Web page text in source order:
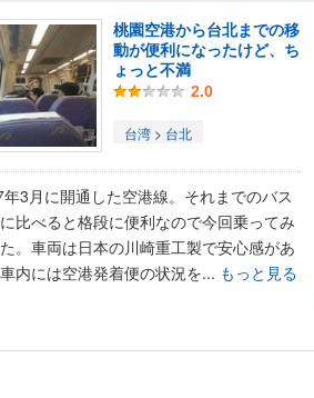
桃園空港から台北までの移
動が便利になったけど、ち
ょっと不満
2.0
台湾 > 台北
3月に開通した空港線。それまでのバス
比べると格段に便利なので今回乗ってみ
。車両は日本の川崎重工製で安心感があ
内には空港発着便の状況を... もっと見る